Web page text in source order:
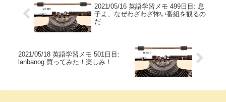
2021/05/16 英語学習メモ 499日目: 息
子よ、なぜわざわざ怖い番組を観るの
だ
2021/05/18 英語学習メモ 501日目:
lanbanog 買ってみた！楽しみ！